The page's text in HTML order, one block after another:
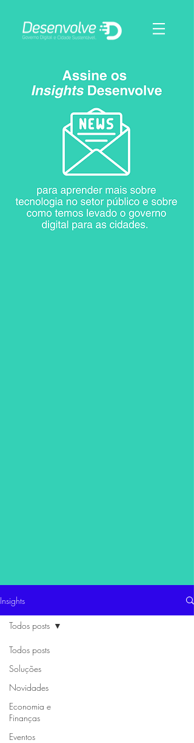
Insights
Todos posts
Soluções
Novidades
Economia e
Finanças
Eventos
Todos posts